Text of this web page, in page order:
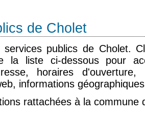
de Cholet
publics de Cholet.
la liste ci-dessous pour
horaires
informations
rattachées à la commune